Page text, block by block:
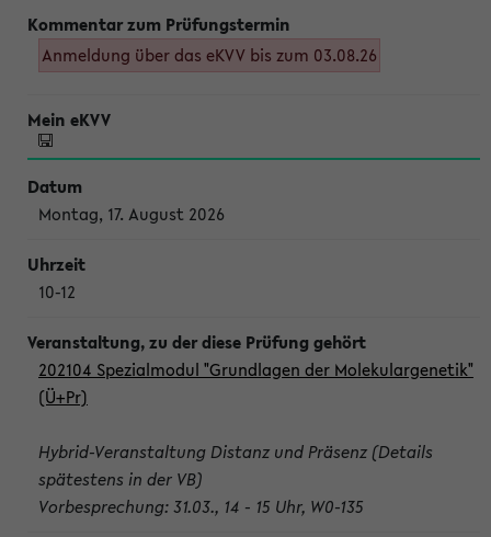
Anmeldung über das eKVV bis zum 03.08.26
Montag, 17. August 2026
10-12
202104 Spezialmodul "Grundlagen der Molekulargenetik"
(Ü+Pr)
Hybrid-Veranstaltung Distanz und Präsenz (Details
spätestens in der VB)
Vorbesprechung: 31.03., 14 - 15 Uhr, W0-135